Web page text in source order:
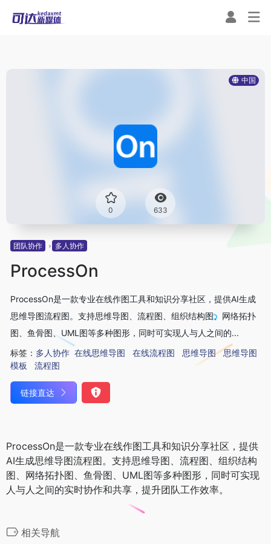
中国
0 633
团队协作 多人协作
ProcessOn
ProcessOn是一款专业在线作图工具和知识分享社区，提供AI生成
思维导图流程图。支持思维导图、流程图、组织结构图、网络拓扑
图、鱼骨图、UML图等多种图形，同时可实现人与人之间的...
标签： 多人协作 在线思维导图 在线流程图 思维导图
思维导图
模板
流程图
链接直达
ProcessOn是一款专业在线作图工具和知识分享社区，提供
AI生成思维导图流程图。支持思维导图、流程图、组织结构
图、网络拓扑图、鱼骨图、UML图等多种图形，同时可实现
人与人之间的实时协作和共享，提升团队工作效率。
相关导航